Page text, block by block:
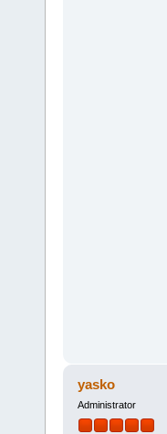
yasko
Administrator